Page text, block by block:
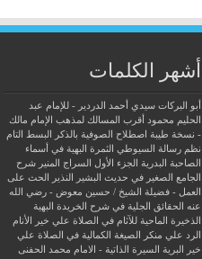
t
أشهر الكلمات
أبو البركات سيدي أحمد الدردير - للإمام عبد
الحليم محمود
أقرب المسالك لمذهب الإمام مالك
- نسخة طيبة اصطلاح الصوفية بالذكر
البسط التام
نظم رسالة السيوطي
الثمرة البهية في أسماء
الصاحبة البدرية
الجزء الأول السراج المنير شرح
الجامع الصغير في حديث البشير النذير
الحث على
العمل - فضيلة الشيخ / حسين معوض - رضي الله
عنه
الحقائق الجلية في شرح الخريدة البهية
الذخيرة الماحية للآثام في الصلاة علي خير الأنام
الرد علي منكر الصيغة الكمالية في الصلاة علي
خير البرية
السيرة الذاتية - الامام محمد الحفنى